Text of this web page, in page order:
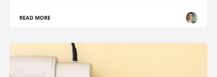
READ MORE